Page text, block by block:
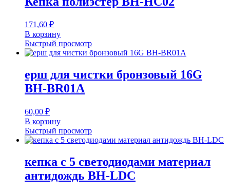
171,60 ₽
В корзину
Быстрый просмотр
ерш для чистки бронзовый 16G
BH-BR01A
60,00 ₽
В корзину
Быстрый просмотр
кепка с 5 светодиодами материал
антидождь BH-LDC